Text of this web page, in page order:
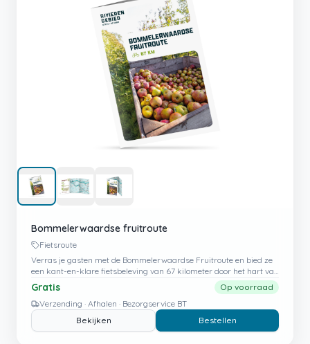
Bommelerwaardse fruitroute
Fietsroute
Verras je gasten met de Bommelerwaardse Fruitroute en bied ze
een kant-en-klare fietsbeleving van 67 kilometer door het hart van
het Rivierengebied.
Gratis
Op voorraad
Verzending · Afhalen · Bezorgservice BT
Bekijken
Bestellen